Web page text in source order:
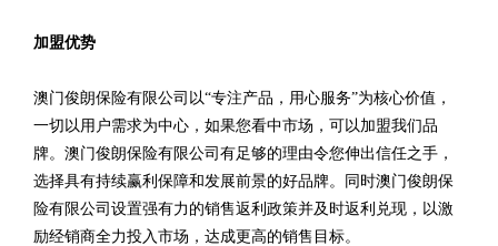
加盟优势
澳门俊朗保险有限公司以“专注产品，用心服务”为核心价值，
一切以用户需求为中心，如果您看中市场，可以加盟我们品
牌。澳门俊朗保险有限公司有足够的理由令您伸出信任之手，
选择具有持续赢利保障和发展前景的好品牌。同时澳门俊朗保
险有限公司设置强有力的销售返利政策并及时返利兑现，以激
励经销商全力投入市场，达成更高的销售目标。